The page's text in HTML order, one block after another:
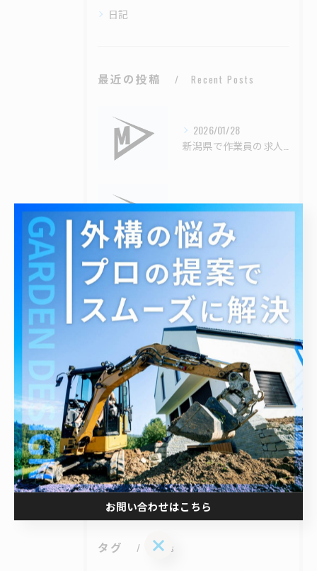
日記
最近の投稿 Recent Posts
2026/01/28
2025/10/10
2022/12/22
アプローチ工事
アーカイブ Archive
2026年
2025年
2022年
2021年
2019年
タグ Tags
お問い合わせはこちら
お問い合わせはこちら